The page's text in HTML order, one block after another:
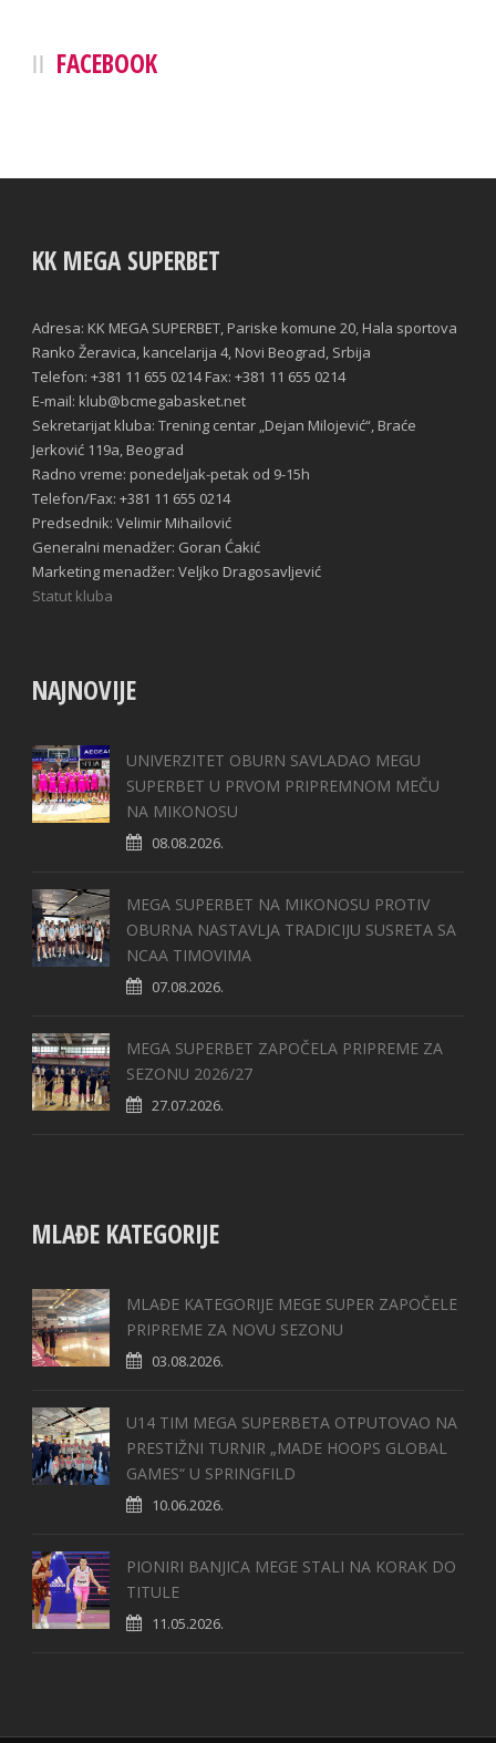
FACEBOOK
KK MEGA SUPERBET
Adresa: KK MEGA SUPERBET, Pariske komune 20, Hala sportova
Ranko Žeravica, kancelarija 4, Novi Beograd, Srbija
Telefon: +381 11 655 0214 Fax: +381 11 655 0214
E-mail: klub@bcmegabasket.net
Sekretarijat kluba: Trening centar „Dejan Milojević“, Braće
Jerković 119a, Beograd
Radno vreme: ponedeljak-petak od 9-15h
Telefon/Fax: +381 11 655 0214
Predsednik: Velimir Mihailović
Generalni menadžer: Goran Ćakić
Marketing menadžer: Veljko Dragosavljević
Statut kluba
NAJNOVIJE
UNIVERZITET OBURN SAVLADAO MEGU
SUPERBET U PRVOM PRIPREMNOM MEČU
NA MIKONOSU
08.08.2026.
MEGA SUPERBET NA MIKONOSU PROTIV
OBURNA NASTAVLJA TRADICIJU SUSRETA SA
NCAA TIMOVIMA
07.08.2026.
MEGA SUPERBET ZAPOČELA PRIPREME ZA
SEZONU 2026/27
27.07.2026.
MLAĐE KATEGORIJE
MLAĐE KATEGORIJE MEGE SUPER ZAPOČELE
PRIPREME ZA NOVU SEZONU
03.08.2026.
U14 TIM MEGA SUPERBETA OTPUTOVAO NA
PRESTIŽNI TURNIR „MADE HOOPS GLOBAL
GAMES“ U SPRINGFILD
10.06.2026.
PIONIRI BANJICA MEGE STALI NA KORAK DO
TITULE
11.05.2026.